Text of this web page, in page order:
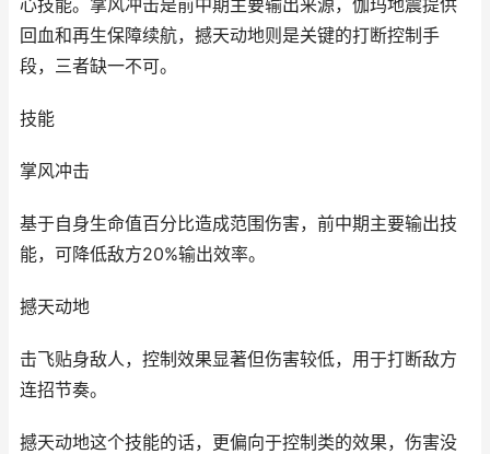
心技能。掌风冲击是前中期主要输出来源，伽玛地震提供
回血和再生保障续航，撼天动地则是关键的打断控制手
段，三者缺一不可。
技能
‌掌风冲击‌
基于自身生命值百分比造成范围伤害，前中期主要输出技
能，可降低敌方20%输出效率。 ‌
‌撼天动地‌
击飞贴身敌人，控制效果显著但伤害较低，用于打断敌方
连招节奏。 ‌
撼天动地这个技能的话，更偏向于控制类的效果，伤害没